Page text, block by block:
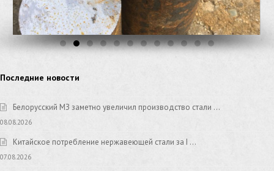
Последние новости
Белорусский МЗ заметно увеличил производство стали …
08.08.2026
Китайское потребление нержавеющей стали за I …
07.08.2026